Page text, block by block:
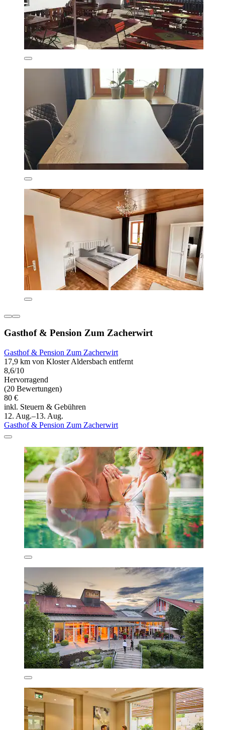
Gasthof & Pension Zum Zacherwirt
Gasthof & Pension Zum Zacherwirt
17,9 km von Kloster Aldersbach entfernt
8,6/10
Hervorragend
(20 Bewertungen)
80 €
inkl. Steuern & Gebühren
12. Aug.–13. Aug.
Gasthof & Pension Zum Zacherwirt